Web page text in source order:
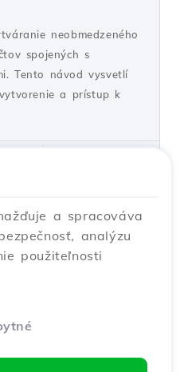
neobmedzeného
spojených s
Tento návod vysvetlí
a prístup k
5923
kontaktu
kontakt k účtu klienta
a spracováva
analýzu
použiteľnosti